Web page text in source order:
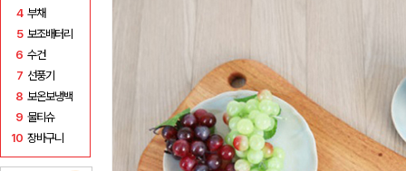
4 부채
5 보조배터리
6 수건
7 선풍기
8 보온보냉백
9 물티슈
10 장바구니